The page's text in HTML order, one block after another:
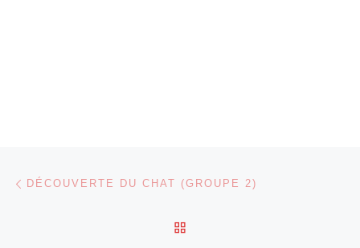
Parcourir les articles
DÉCOUVERTE DU CHAT (GROUPE 2)